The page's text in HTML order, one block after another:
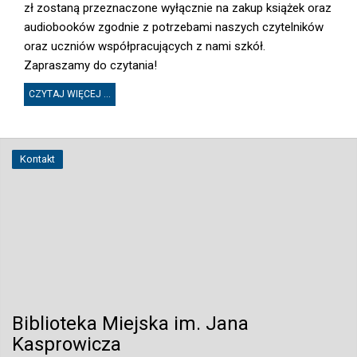
zł zostaną przeznaczone wyłącznie na zakup książek oraz
audiobooków zgodnie z potrzebami naszych czytelników
oraz uczniów współpracujących z nami szkół.
Zapraszamy do czytania!
CZYTAJ WIĘCEJ ...
Kontakt
Biblioteka Miejska im. Jana
Kasprowicza